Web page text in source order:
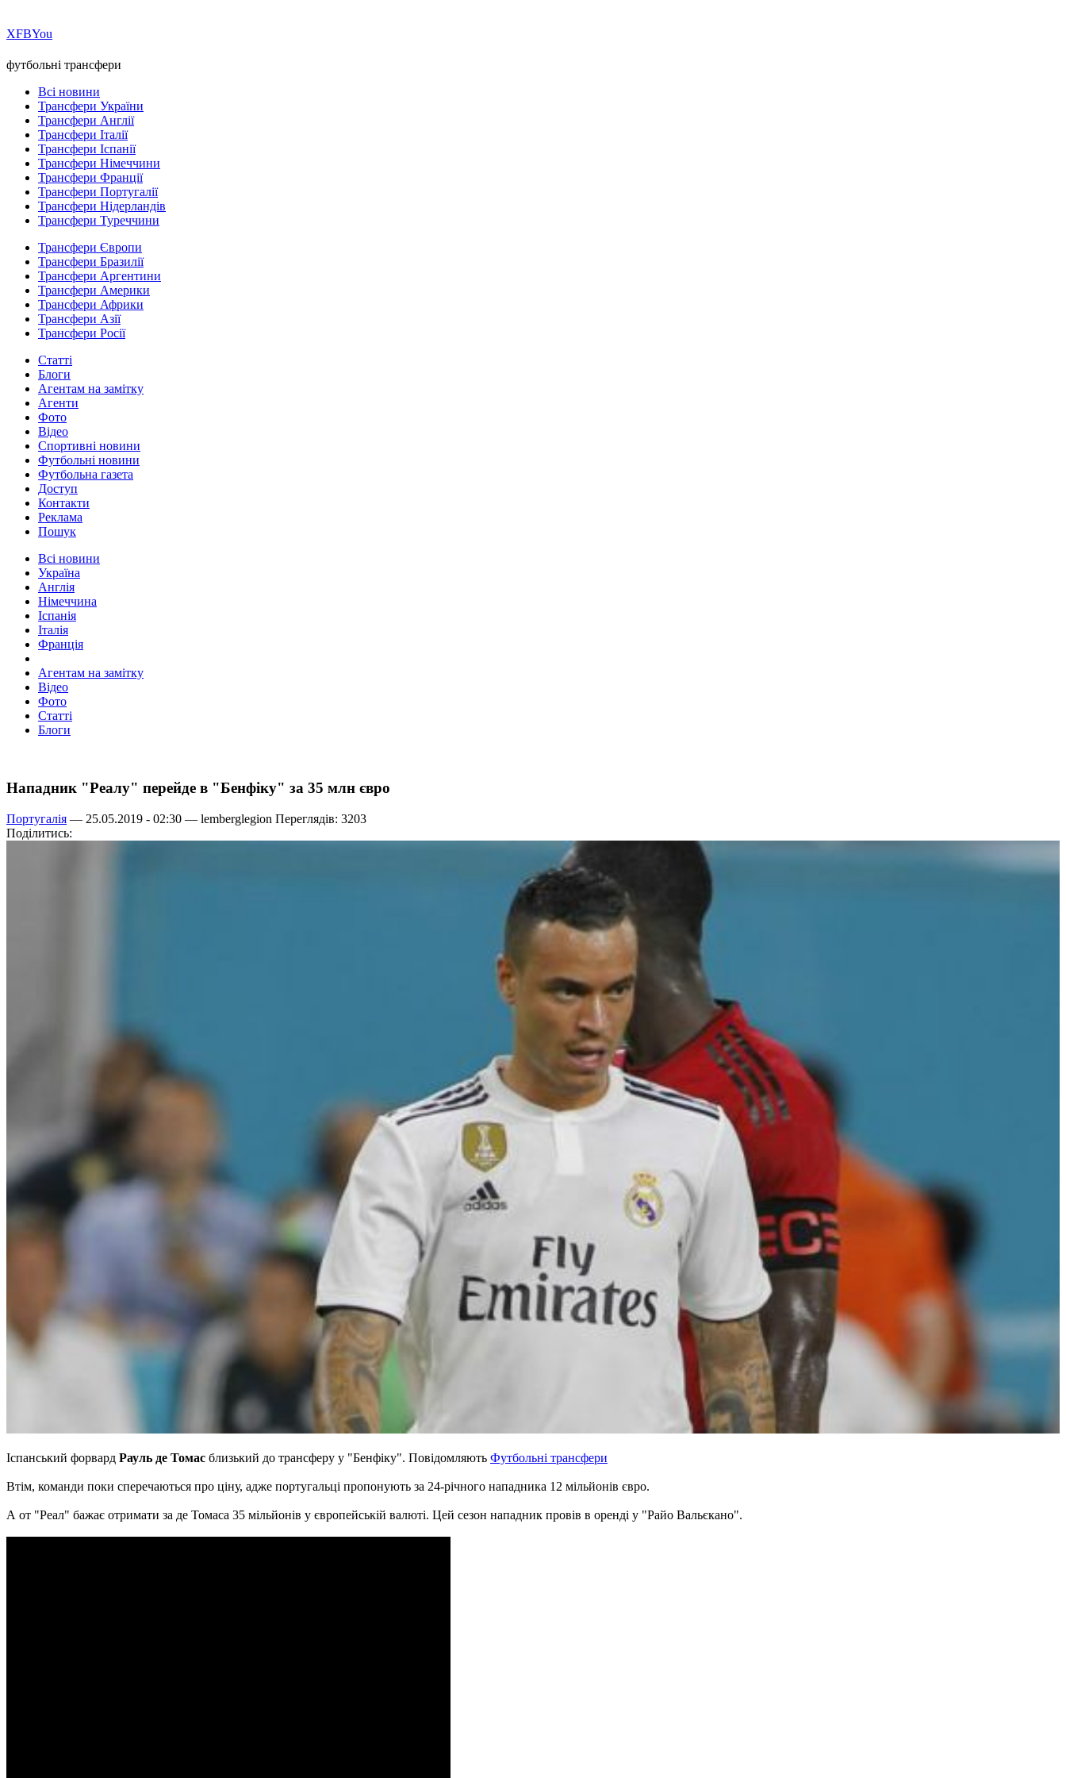
ХFBYou
футбольні трансфери
Всі новини
Трансфери України
Трансфери Англії
Трансфери Італії
Трансфери Іспанії
Трансфери Німеччини
Трансфери Франції
Трансфери Португалії
Трансфери Нідерландів
Трансфери Туреччини
Трансфери Європи
Трансфери Бразилії
Трансфери Аргентини
Трансфери Америки
Трансфери Африки
Трансфери Азії
Трансфери Росії
Статті
Блоги
Агентам на замітку
Агенти
Фото
Відео
Спортивні новини
Футбольні новини
Футбольна газета
Доступ
Контакти
Реклама
Пошук
Всі новини
Україна
Англія
Німеччина
Іспанія
Італія
Франція
Агентам на замітку
Відео
Фото
Статті
Блоги
Нападник "Реалу" перейде в "Бенфіку" за 35 млн євро
Португалія — 25.05.2019 - 02:30 — lemberglegion Переглядів: 3203
Поділитись:
Іспанський форвард Рауль де Томас близький до трансферу у "Бенфіку". Повідомляють Футбольні трансфери
Втім, команди поки сперечаються про ціну, адже португальці пропонують за 24-річного нападника 12 мільйонів євро.
А от "Реал" бажає отримати за де Томаса 35 мільйонів у європейській валюті. Цей сезон нападник провів в оренді у "Райо Вальєкано".